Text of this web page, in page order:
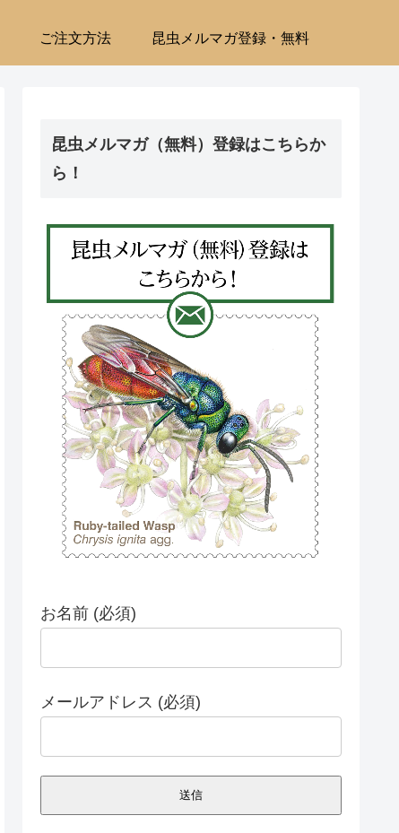
ご注文方法 昆虫メルマガ登録・無料
昆虫メルマガ（無料）登録はこちらか
ら！
お名前 (必須)
メールアドレス (必須)